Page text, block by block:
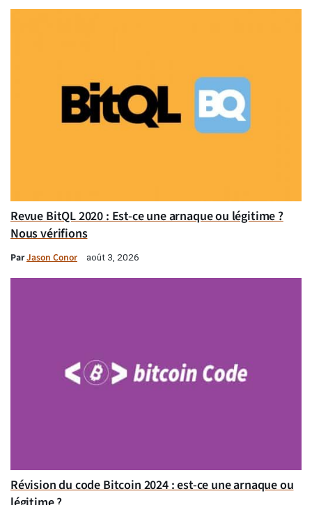
Revue BitQL 2020 : Est-ce une arnaque ou légitime ?
Nous vérifions
ParJason Conor août 3, 2026
Révision du code Bitcoin 2024 : est-ce une arnaque ou